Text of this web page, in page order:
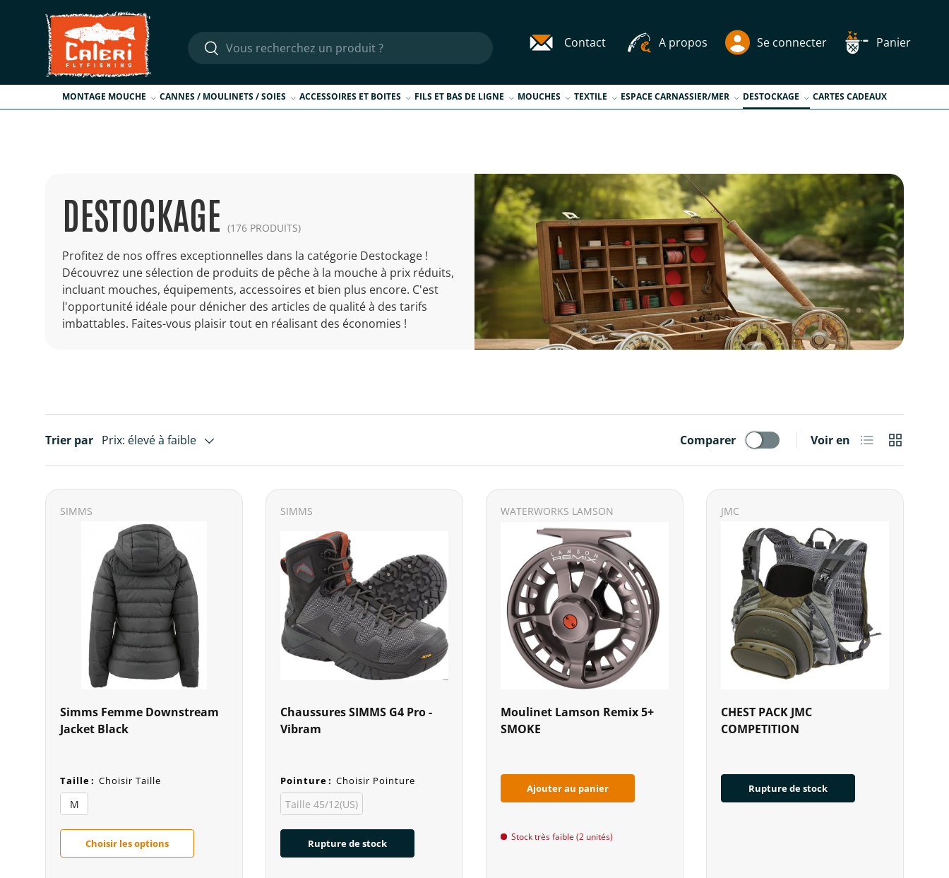
Aller au contenu
Recherche
Rechercher Contact A propos Se connecter Panier
MONTAGE MOUCHE CANNES / MOULINETS / SOIES ACCESSOIRES ET BOITES FILS ET BAS DE LIGNE MOUCHES TEXTILE ESPACE CARNASSIER/MER DESTOCKAGE CARTES CADEAUX
DESTOCKAGE (176 PRODUITS)
Profitez de nos offres exceptionnelles dans la catégorie Destockage !
Découvrez une sélection de produits de pêche à la mouche à prix réduits,
incluant mouches, équipements, accessoires et bien plus encore. C'est
l'opportunité idéale pour dénicher des articles de qualité à des tarifs
imbattables. Faites-vous plaisir tout en réalisant des économies !
Trier par Prix: élevé à faible Comparer Voir en Liste Grille
SIMMS
Simms Femme Downstream
Jacket Black
Taille: Choisir Taille
M
Choisir les options
SIMMS
Chaussures SIMMS G4 Pro -
Vibram
Pointure: Choisir Pointure
Taille 45/12(US)
Rupture de stock
WATERWORKS LAMSON
Moulinet Lamson Remix 5+
SMOKE
Ajouter au panier
Stock très faible (2 unités)
JMC
CHEST PACK JMC
COMPETITION
Rupture de stock